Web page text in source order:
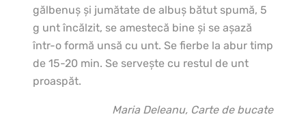
gălbenuş şi jumătate de albuş bătut spumă, 5
g unt încălzit, se amestecă bine şi se aşază
într-o formă unsă cu unt. Se fierbe la abur timp
de 15-20 min. Se serveşte cu restul de unt
proaspăt.
Maria Deleanu, Carte de bucate